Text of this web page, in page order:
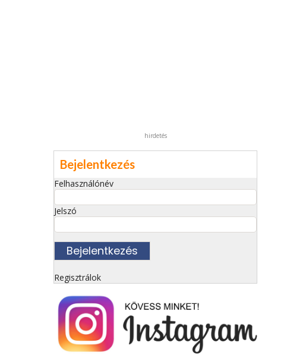
hirdetés
Bejelentkezés
Felhasználónév
Jelszó
Regisztrálok